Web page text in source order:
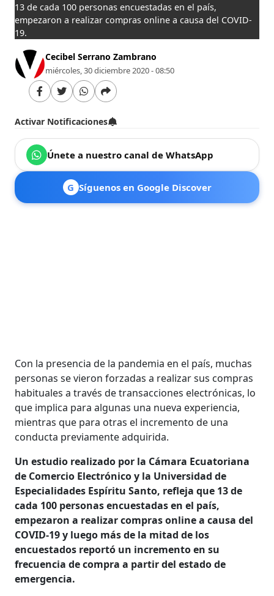
13 de cada 100 personas encuestadas en el país,
empezaron a realizar compras online a causa del COVID-
19.
Cecibel Serrano Zambrano
miércoles, 30 diciembre 2020 - 08:50
Activar Notificaciones
Únete a nuestro canal de WhatsApp
G Síguenos en Google Discover
Con la presencia de la pandemia en el país, muchas
personas se vieron forzadas a realizar sus compras
habituales a través de transacciones electrónicas, lo
que implica para algunas una nueva experiencia,
mientras que para otras el incremento de una
conducta previamente adquirida.
Un estudio realizado por la Cámara Ecuatoriana
de Comercio Electrónico y la Universidad de
Especialidades Espíritu Santo, refleja que 13 de
cada 100 personas encuestadas en el país,
empezaron a realizar compras online a causa del
COVID-19 y luego más de la mitad de los
encuestados reportó un incremento en su
frecuencia de compra a partir del estado de
emergencia.